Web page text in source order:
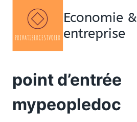
contenu
Economie &
entreprise
point d’entrée
mypeopledoc